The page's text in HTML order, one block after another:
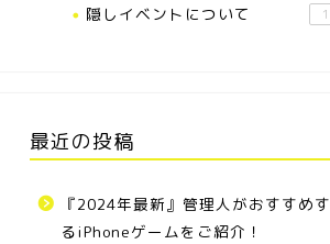
隠しイベントについて 1
最近の投稿
『2024年最新』管理人がおすすめす
るiPhoneゲームをご紹介！